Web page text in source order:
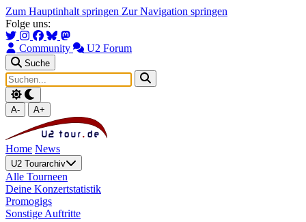
Zum Hauptinhalt springen Zur Navigation springen
Folge uns:
Community U2 Forum
Suche
A- A+
Home News
U2 Tourarchiv
Alle Tourneen
Deine Konzertstatistik
Promogigs
Sonstige Auftritte